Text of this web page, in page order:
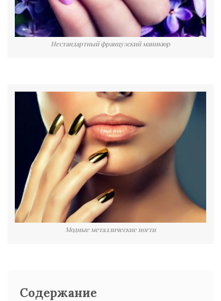
Нестандартный французский маникюр
Модные металлические ногти
Содержание